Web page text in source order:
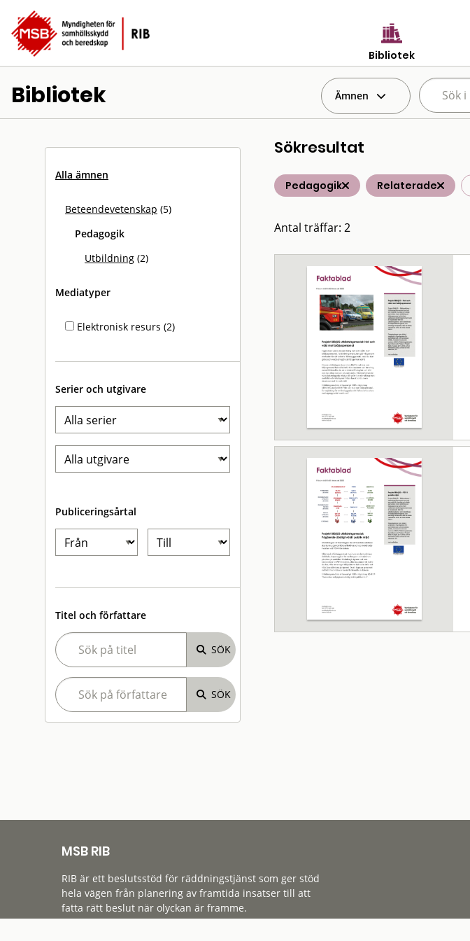
Bibliotek
Bibliotek Ämnen
Alla ämnen
Beteendevetenskap (5)
Pedagogik
Utbildning (2)
Mediatyper
Elektronisk resurs (2)
Serier och utgivare
Publiceringsårtal
Titel och författare
Sökresultat
Pedagogik Relaterade
Antal träffar: 2
MSB RIB
RIB är ett beslutsstöd för räddningstjänst som ger stöd
hela vägen från planering av framtida insatser till att
fatta rätt beslut när olyckan är framme.